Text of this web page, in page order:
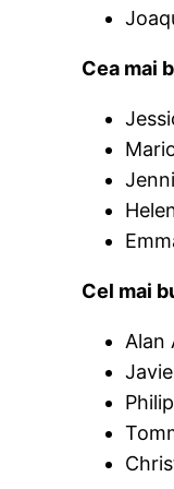
Cea mai
Cel mai
Alan